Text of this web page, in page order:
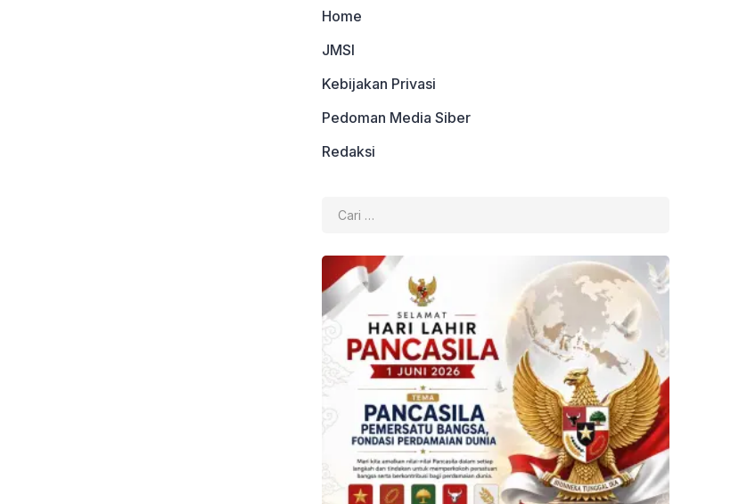
Home
JMSI
Kebijakan Privasi
Pedoman Media Siber
Redaksi
untuk: